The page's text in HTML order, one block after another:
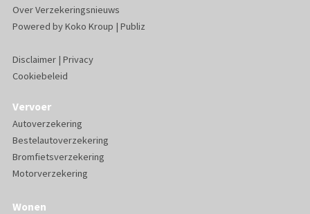
Over Verzekeringsnieuws
Powered byKoko Kroup | Publiz
Disclaimer| Privacy
Cookiebeleid
Vervoer
Autoverzekering
Bestelautoverzekering
Bromfietsverzekering
Motorverzekering
Wonen